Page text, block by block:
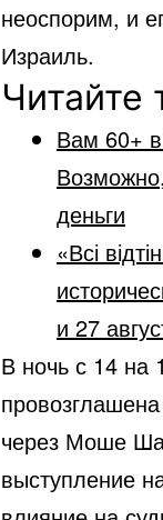
неоспорим, и
Израиль.
Читайте
Вам 60+
деньги
«Всі
и 27
В ночь с 14 на
через Моше
выступление